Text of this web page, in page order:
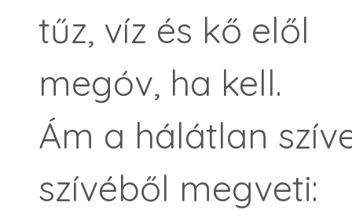
tűz, víz és kő elől
megóv, ha kell.
Ám a hálátlan
szívéből megveti: